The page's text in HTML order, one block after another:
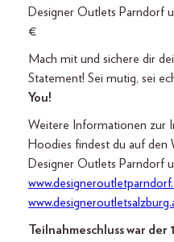
Designer Outlets Parndorf
€
Mach mit und sichere dir
Statement! Sei mutig, sei
You!
Weitere Informationen zur
Hoodies findest du auf
Designer Outlets Parndorf
Teilnahmeschluss war der